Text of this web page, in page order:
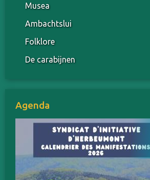
Musea
Ambachtslui
Folklore
De carabijnen
Agenda